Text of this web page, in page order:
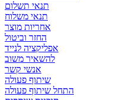
תנאי תשלום
תנאי משלוח
אחריות מוצר
החזר וביטול
אפליקציה לנייד
להשאיר משוב
אנשי קשר
שיתוף פעולה
התחל שיתוף פעולה